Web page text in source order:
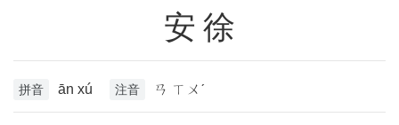
安徐
拼音 ān xú 注音 ㄢ ㄒㄨˊ